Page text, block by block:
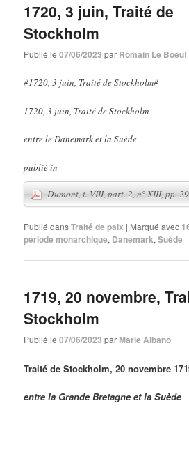
Dumont, t. VIII, part. 2, n° XVI, pp.
1720, 3 juin, Traité de
Stockholm
Publié le07/06/2023 par Romain Le Boeuf
#1720, 3 juin, Traité de Stockholm#
1720, 3 juin, Traité de Stockholm
entre le Danemark et la Suède
publié in
Publié dansTraité de paix | Marqué avec
période monarchique, Danemark,Suède
1719, 20 novembre,
Stockholm
Publié le07/06/2023 par Marie Albano
Traité de Stockholm, 20 novembre
entre la Grande Bretagne etla Suède